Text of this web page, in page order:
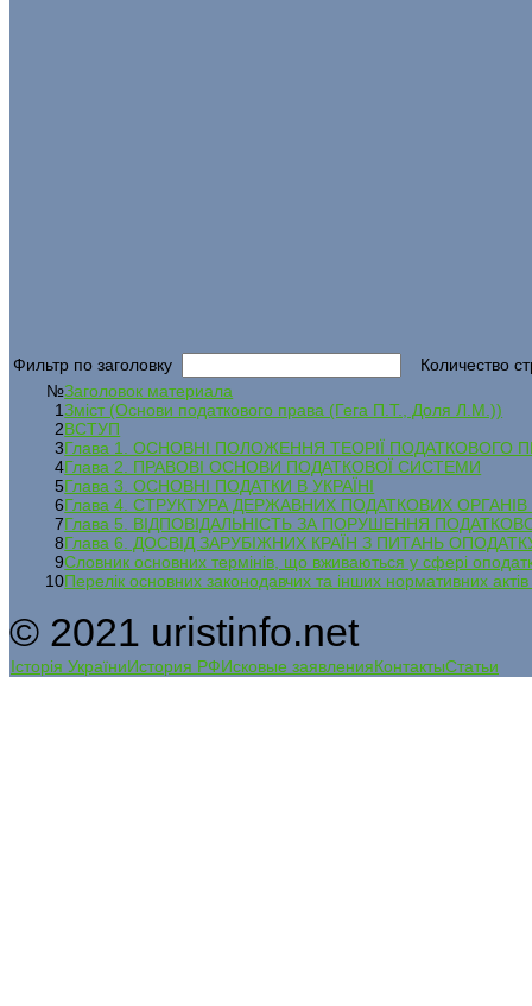
Фильтр по заголовку
Количество
№Заголовок материала
1Зміст (Основи податкового права (Гега П.Т., Доля Л.М.))
2ВСТУП
3Глава 1. ОСНОВНІ ПОЛОЖЕННЯ ТЕОРІЇ
4Глава 2. ПРАВОВІ ОСНОВИ ПОДАТКОВОЇ СИСТЕМИ
5Глава 3. ОСНОВНІ ПОДАТКИ В УКРАЇНІ
6Глава 4. СТРУКТУРА ДЕРЖАВНИХ ПОДАТКОВИХ ОРГАНІВ
7Глава 5. ВІДПОВІДАЛЬНІСТЬ ЗА ПОРУШЕННЯ
8Глава 6. ДОСВІД ЗАРУБІЖНИХ КРАЇН З ПИТАНЬ
9Словник основних термінів, що вживаються у сфері
10Перелік основних законодавчих та інших нормативних
© 2021 uristinfo.net
Історія УкраїниИстория РФИсковые заявленияКонтактыСтатьи